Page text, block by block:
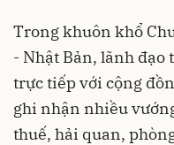
Trong khuôn khổ
- Nhật Bản, lãnh đạo
trực tiếp với cộng
ghi nhận nhiều
thuế, hải quan,